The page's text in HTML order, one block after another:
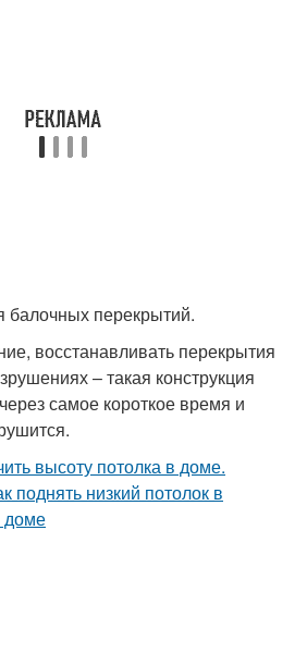
балочных перекрытий.
восстанавливать перекрытия
– такая конструкция
самое короткое время и